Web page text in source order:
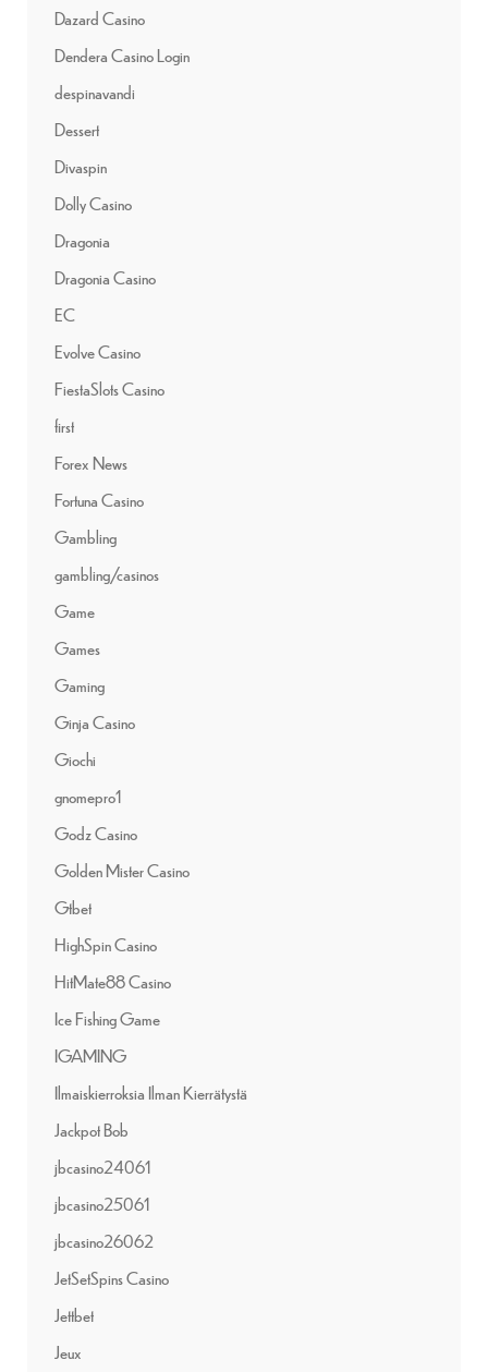
Dazard Casino
Dendera Casino Login
despinavandi
Dessert
Divaspin
Dolly Casino
Dragonia
Dragonia Casino
EC
Evolve Casino
FiestaSlots Casino
first
Forex News
Fortuna Casino
Gambling
gambling/casinos
Game
Games
Gaming
Ginja Casino
Giochi
gnomepro1
Godz Casino
Golden Mister Casino
Gtbet
HighSpin Casino
HitMate88 Casino
Ice Fishing Game
IGAMING
Ilmaiskierroksia Ilman Kierrätystä
Jackpot Bob
jbcasino24061
jbcasino25061
jbcasino26062
JetSetSpins Casino
Jettbet
Jeux